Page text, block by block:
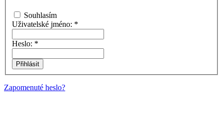
Souhlasím
Uživatelské jméno: *
Heslo: *
Zapomenuté heslo?